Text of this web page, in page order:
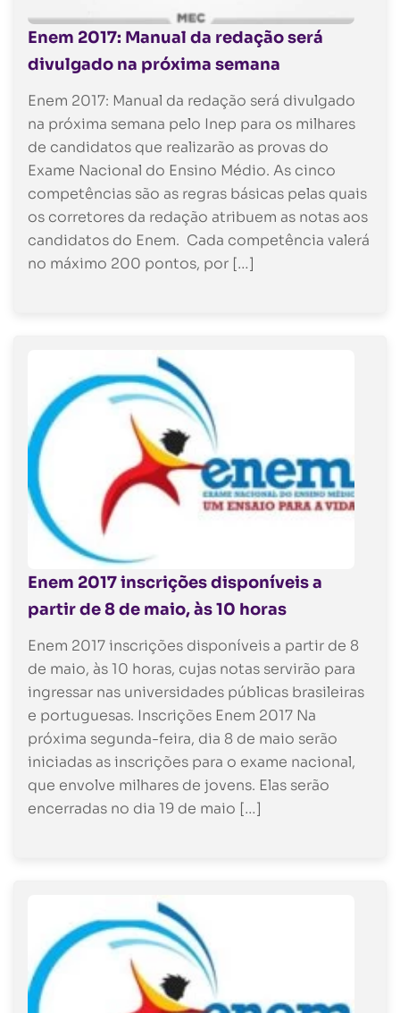
Enem 2017: Manual da redação será
divulgado na próxima semana
Enem 2017: Manual da redação será divulgado
na próxima semana pelo Inep para os milhares
de candidatos que realizarão as provas do
Exame Nacional do Ensino Médio. As cinco
competências são as regras básicas pelas quais
os corretores da redação atribuem as notas aos
candidatos do Enem. Cada competência valerá
no máximo 200 pontos, por […]
Enem 2017 inscrições disponíveis a
partir de 8 de maio, às 10 horas
Enem 2017 inscrições disponíveis a partir de 8
de maio, às 10 horas, cujas notas servirão para
ingressar nas universidades públicas brasileiras
e portuguesas. Inscrições Enem 2017 Na
próxima segunda-feira, dia 8 de maio serão
iniciadas as inscrições para o exame nacional,
que envolve milhares de jovens. Elas serão
encerradas no dia 19 de maio […]